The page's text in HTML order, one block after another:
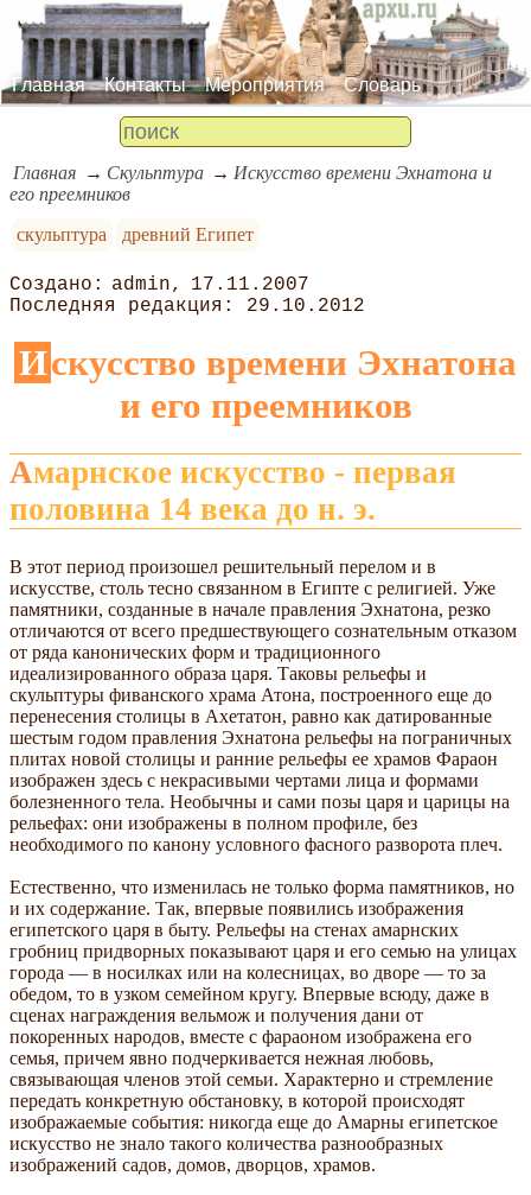
Главная Контакты Мероприятия Словарь
Главная Скульптура
Искусство времени Эхнатона и
его преемников
скульптура
древний Египет
admin
17.11.2007
29.10.2012
Искусство времени Эхнатона
и его преемников
Амарнское искусство - первая
половина 14 века до н. э.
В этот период произошел решительный перелом и в
искусстве, столь тесно связанном в Египте с религией. Уже
памятники, созданные в начале правления Эхнатона, резко
отличаются от всего предшествующего сознательным отказом
от ряда канонических форм и традиционного
идеализированного образа царя. Таковы рельефы и
скульптуры фиванского храма Атона, построенного еще до
перенесения столицы в Ахетатон, равно как датированные
шестым годом правления Эхнатона рельефы на пограничных
плитах новой столицы и ранние рельефы ее храмов Фараон
изображен здесь с некрасивыми чертами лица и формами
болезненного тела. Необычны и сами позы царя и царицы на
рельефах: они изображены в полном профиле, без
необходимого по канону условного фасного разворота плеч.
Естественно, что изменилась не только форма памятников, но
и их содержание. Так, впервые появились изображения
египетского царя в быту. Рельефы на стенах амарнских
гробниц придворных показывают царя и его семью на улицах
города — в носилках или на колесницах, во дворе — то за
обедом, то в узком семейном кругу. Впервые всюду, даже в
сценах награждения вельмож и получения дани от
покоренных народов, вместе с фараоном изображена его
семья, причем явно подчеркивается нежная любовь,
связывающая членов этой семьи. Характерно и стремление
передать конкретную обстановку, в которой происходят
изображаемые события: никогда еще до Амарны египетское
искусство не знало такого количества разнообразных
изображений садов, домов, дворцов, храмов.